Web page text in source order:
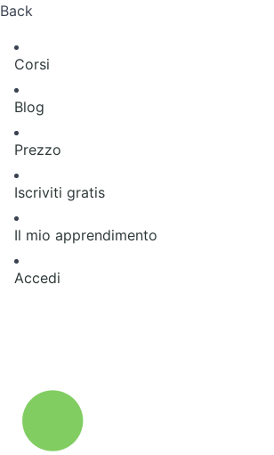
Back
Corsi
Blog
Prezzo
Iscriviti gratis
Il mio apprendimento
Accedi